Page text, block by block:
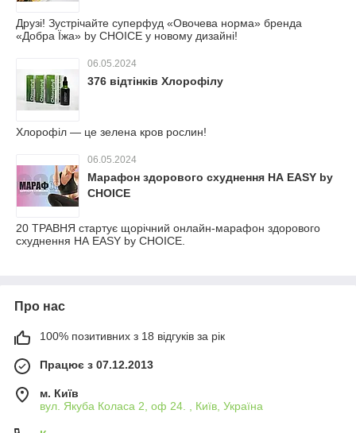
Друзі! Зустрічайте суперфуд «Овочева норма» бренда
«Добра Їжа» by CHOICE у новому дизайні!
06.05.2024
376 відтінків Хлорофілу
Хлорофіл — це зелена кров рослин!
06.05.2024
Марафон здорового схуднення НА EASY by
CHOICE
20 ТРАВНЯ стартує щорічний онлайн-марафон здорового
схуднення НА EASY by CHOICE.
Про нас
100% позитивних з 18 відгуків за рік
Працює з 07.12.2013
м. Київ
вул. Якуба Коласа 2, оф 24. , Київ, Україна